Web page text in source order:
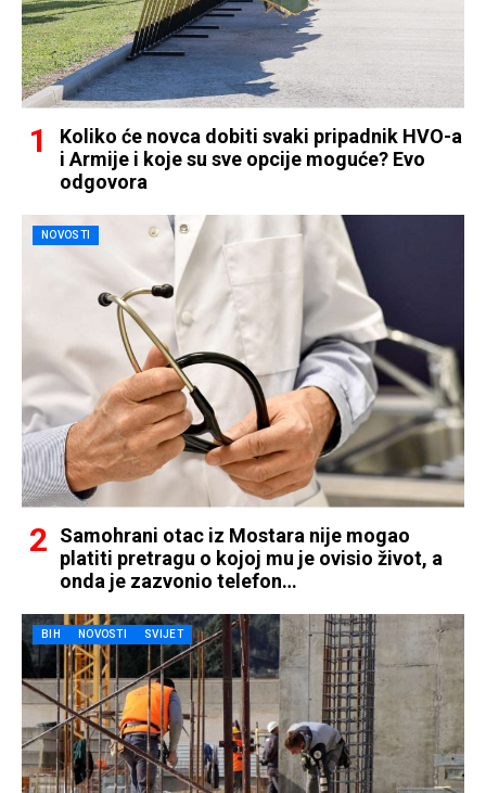
Koliko će novca dobiti svaki pripadnik HVO-a
i Armije i koje su sve opcije moguće? Evo
odgovora
NOVOSTI
Samohrani otac iz Mostara nije mogao
platiti pretragu o kojoj mu je ovisio život, a
onda je zazvonio telefon…
BIH NOVOSTI SVIJET